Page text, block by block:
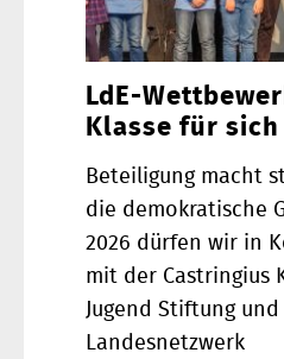
LdE-
Klasse für
Beteiligung macht
die demokratische
2026 dürfen wir in
mit der Castringius
Jugend Stiftung und
Landesnetzwerk